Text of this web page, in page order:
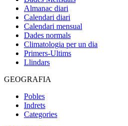
Almanac diari
Calendari diari
Calendari mensual
Dades normals
Climatologia per un dia
Primers-Ultims
Llindars
GEOGRAFIA
Pobles
Indrets
Categories